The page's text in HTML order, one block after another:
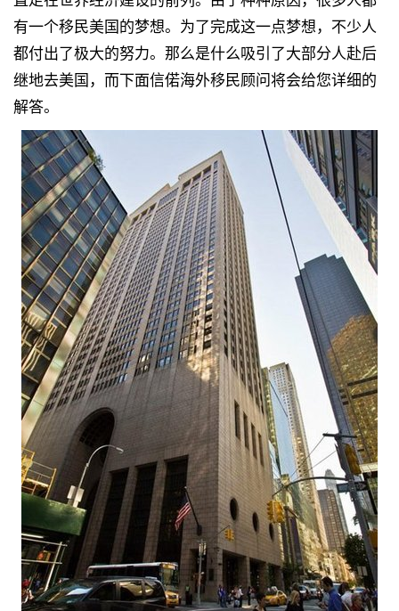
有一个移民美国的梦想。为了完成这一点梦想，不少人
都付出了极大的努力。那么是什么吸引了大部分人赴后
继地去美国，而下面信偌海外移民顾问将会给您详细的
解答。